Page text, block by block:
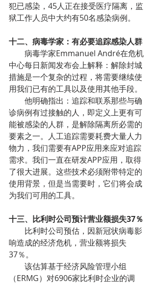
犯已感染，45人正在接受医疗隔离，监
狱工作人员中大约有50名感染病例。
十二、病毒学家：有必要追踪感染人群
病毒学家Emmanuel André在危机
中心每日新闻发布会上解释：解除封城
措施是一个复杂的过程，将需要继续使
用我们已有的工具以及使用其他手段。
他明确指出：追踪和联系那些与确
诊病例有过接触的人，即定义上更有可
能被感染的人群，是解除隔离所必需的
要素之一。人工追踪需要耗费大量人力
物力，我们需要有APP应用来应对追踪
需求。我们一直在研发APP应用，取得
了很大进展。这些技术必须附带特定的
使用背景，但是当需要时，它们将会成
为我们可用的工具。
十三、比利时公司预计营业额损失37％
比利时公司预估，因新冠状病毒影
响造成的经济危机，营业额将损失
37％。
该估算基于经济风险管理小组
（ERMG）对6906家比利时企业的调